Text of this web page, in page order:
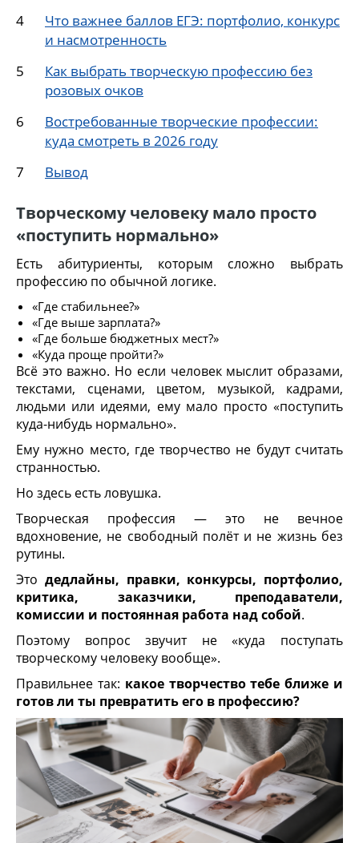
Что важнее баллов ЕГЭ: портфолио, конкурс
и насмотренность
Как выбрать творческую профессию без
розовых очков
Востребованные творческие профессии:
куда смотреть в 2026 году
Вывод
Творческому человеку мало просто
«поступить нормально»
Есть абитуриенты, которым сложно выбрать
профессию по обычной логике.
«Где стабильнее?»
«Где выше зарплата?»
«Где больше бюджетных мест?»
«Куда проще пройти?»
Всё это важно. Но если человек мыслит образами,
текстами, сценами, цветом, музыкой, кадрами,
людьми или идеями, ему мало просто «поступить
куда-нибудь нормально».
Ему нужно место, где творчество не будут считать
странностью.
Но здесь есть ловушка.
Творческая профессия — это не вечное
вдохновение, не свободный полёт и не жизнь без
рутины.
Это дедлайны, правки, конкурсы, портфолио,
критика, заказчики, преподаватели,
комиссии и постоянная работа над собой.
Поэтому вопрос звучит не «куда поступать
творческому человеку вообще».
Правильнее так: какое творчество тебе ближе и
готов ли ты превратить его в профессию?